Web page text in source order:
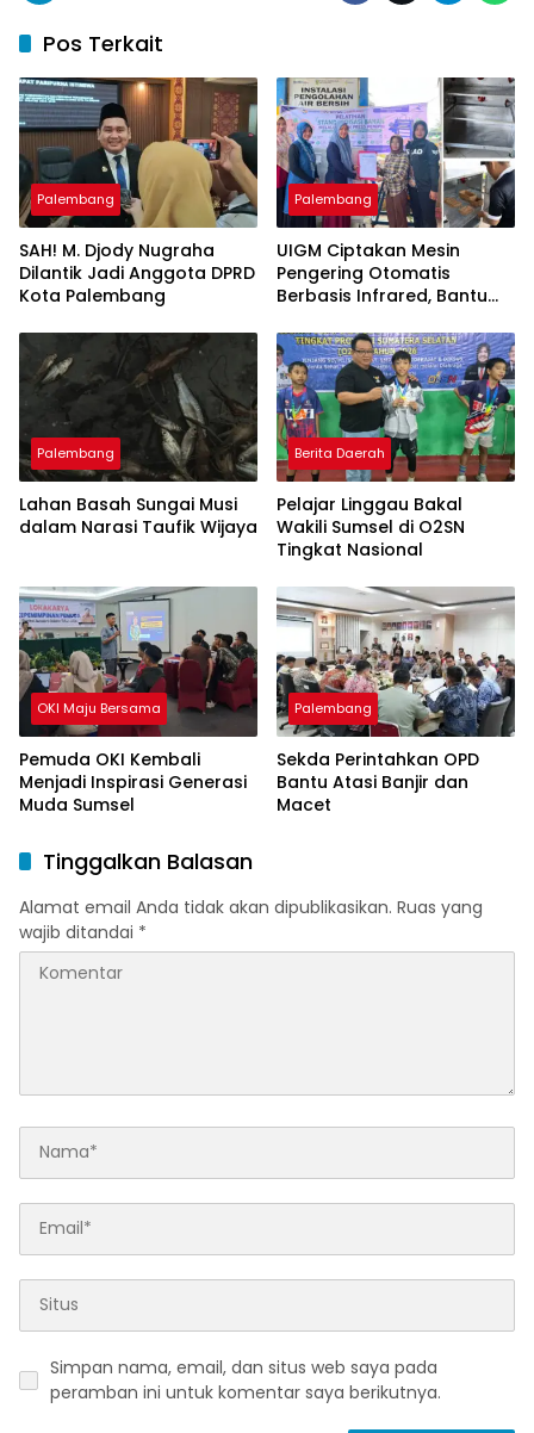
Pos Terkait
Palembang
SAH! M. Djody Nugraha
Dilantik Jadi Anggota DPRD
Kota Palembang
Palembang
UIGM Ciptakan Mesin
Pengering Otomatis
Berbasis Infrared, Bantu
Pulau Kemaro
Palembang
Lahan Basah Sungai Musi
dalam Narasi Taufik Wijaya
Berita Daerah
Pelajar Linggau Bakal
Wakili Sumsel di O2SN
Tingkat Nasional
OKI Maju Bersama
Pemuda OKI Kembali
Menjadi Inspirasi Generasi
Muda Sumsel
Palembang
Sekda Perintahkan OPD
Bantu Atasi Banjir dan
Macet
Tinggalkan Balasan
Alamat email Anda tidak akan dipublikasikan. Ruas yang
wajib ditandai *
Simpan nama, email, dan situs web saya pada
peramban ini untuk komentar saya berikutnya.